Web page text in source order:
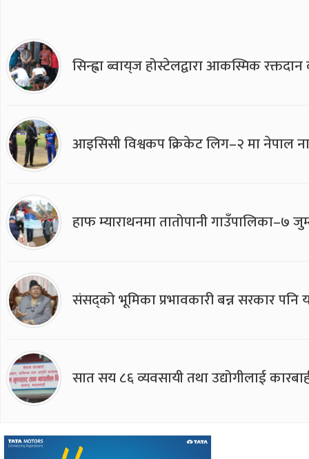
सिन्ह्वा ब्वाय्‌ज होस्टेलद्वारा आकस्मिक
आइसिसी विश्वकप क्रिकेट लिग–२ मा नेपाल
हाफ म्याराथनमा तातोपानी गाउँपालिका–७
संसद्को भूमिका प्रभावकारी बन्न सरकार पनि
सात सय ८६ व्यवसायी तथा उद्योगीलाई